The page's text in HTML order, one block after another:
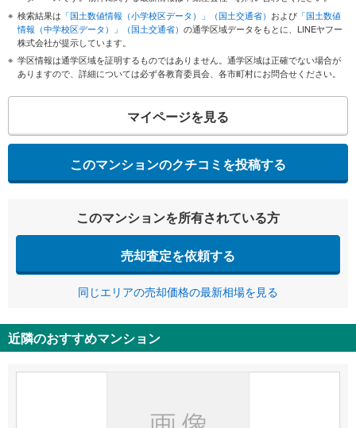
検索結果は 「国土数値情報（小学校区データ）」（国土交通省） および 「国土数値
情報（中学校区データ）」（国土交通省） の通学区域データをもとに、LINEヤフー
株式会社が提示しています。
学区情報は通学区域を証明するものではありません。通学区域は正確でない場合が
ありますので、詳細については必ず各教育委員会、各市町村にお問合せください。
マイページを見る
このマンションのクチコミを投稿する
このマンションを所有されている方
売却査定を依頼する
同じエリアの売却価格の最新相場を見る
近隣のおすすめマンション